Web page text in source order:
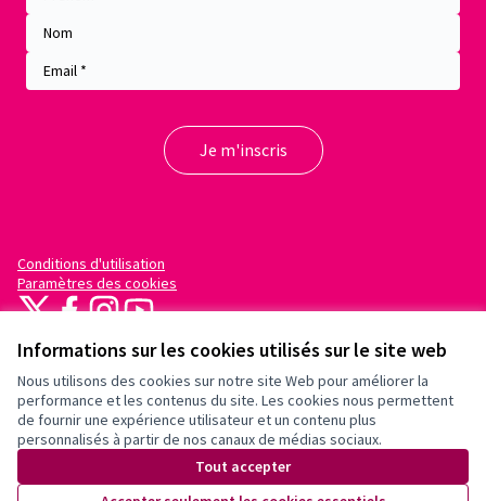
Informations sur les cookies utilisés sur le site web
Nous utilisons des cookies sur notre site Web pour améliorer la
performance et les contenus du site. Les cookies nous permettent
de fournir une expérience utilisateur et un contenu plus
personnalisés à partir de nos canaux de médias sociaux.
Tout accepter
Conditions d'utilisation
Paramètres des cookies
X
FacebookInstagram
YouTube
(Lien externe)
Site réalisé grâce aulogiciel libre
Decidim
(Lien externe)
.